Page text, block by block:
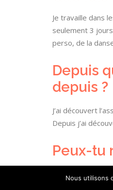
Je travaille dans
seulement 3
perso, de la
Depuis
depuis ?
J’ai découvert
Depuis j’ai
Peux-tu
Simplicité,
Nous utilisons